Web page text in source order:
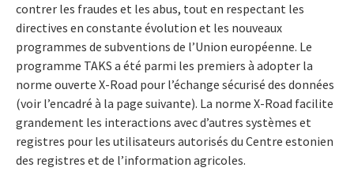
contrer les fraudes et les abus, tout en respectant les
directives en constante évolution et les nouveaux
programmes de subventions de l’Union européenne. Le
programme TAKS a été parmi les premiers à adopter la
norme ouverte X-Road pour l’échange sécurisé des données
(voir l’encadré à la page suivante). La norme X-Road facilite
grandement les interactions avec d’autres systèmes et
registres pour les utilisateurs autorisés du Centre estonien
des registres et de l’information agricoles.